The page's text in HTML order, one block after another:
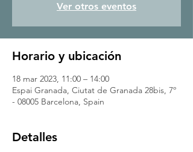
Ver otros eventos
Horario y ubicación
18 mar 2023, 11:00 – 14:00
Espai Granada, Ciutat de Granada 28bis, 7º
- 08005 Barcelona, Spain
Detalles